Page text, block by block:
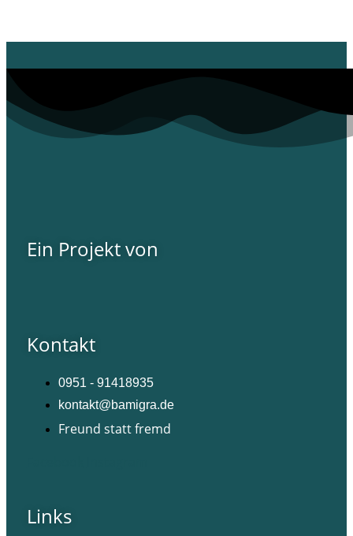
Ein Projekt von
Kontakt
0951 - 91418935
kontakt@bamigra.de
Freund statt fremd
Links